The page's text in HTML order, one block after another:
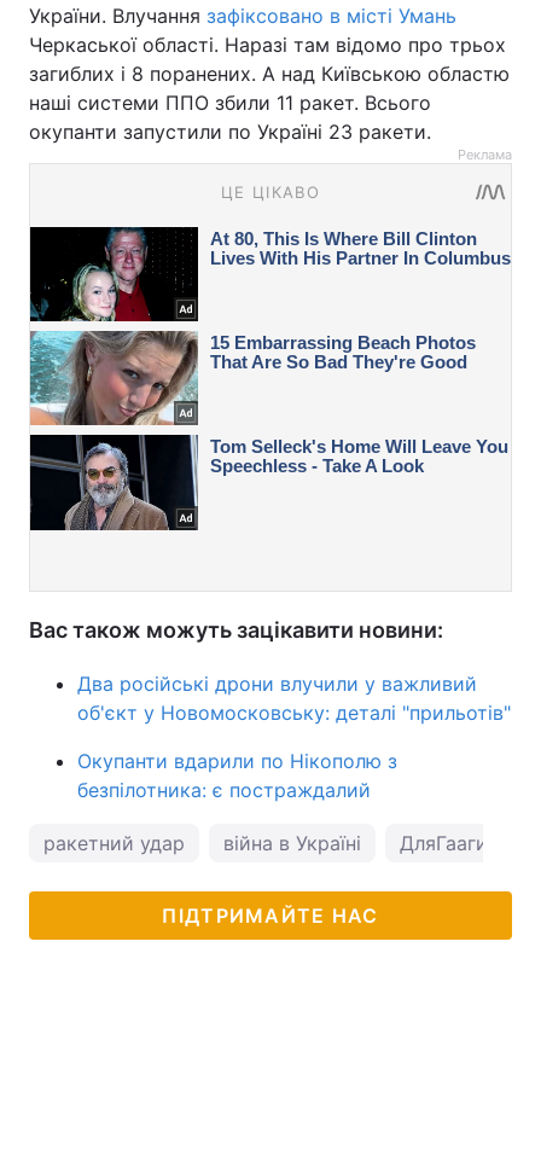
України. Влучання зафіксовано в місті Умань
Черкаської області. Наразі там відомо про трьох
загиблих і 8 поранених. А над Київською областю
наші системи ППО збили 11 ракет. Всього
окупанти запустили по Україні 23 ракети.
Реклама
Вас також можуть зацікавити новини:
Два російські дрони влучили у важливий
об'єкт у Новомосковську: деталі "прильотів"
Окупанти вдарили по Нікополю з
безпілотника: є постраждалий
ракетний удар війна в Україні ДляГааги
ПІДТРИМАЙТЕ НАС